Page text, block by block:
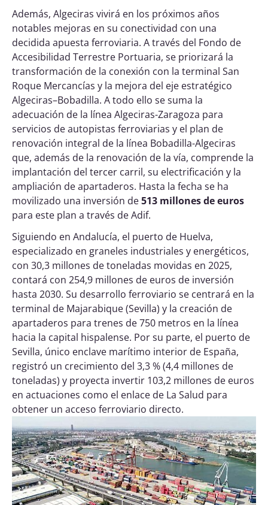
Además, Algeciras vivirá en los próximos años
notables mejoras en su conectividad con una
decidida apuesta ferroviaria. A través del Fondo de
Accesibilidad Terrestre Portuaria, se priorizará la
transformación de la conexión con la terminal San
Roque Mercancías y la mejora del eje estratégico
Algeciras–Bobadilla. A todo ello se suma la
adecuación de la línea Algeciras-Zaragoza para
servicios de autopistas ferroviarias y el plan de
renovación integral de la línea Bobadilla-Algeciras
que, además de la renovación de la vía, comprende la
implantación del tercer carril, su electrificación y la
ampliación de apartaderos. Hasta la fecha se ha
movilizado una inversión de513 millones de euros
para este plan a través de Adif.
Siguiendo en Andalucía, el puerto de Huelva,
especializado en graneles industriales y energéticos,
con 30,3 millones de toneladas movidas en 2025,
contará con 254,9 millones de euros de inversión
hasta 2030. Su desarrollo ferroviario se centrará en la
terminal de Majarabique (Sevilla) y la creación de
apartaderos para trenes de 750 metros en la línea
hacia la capital hispalense. Por su parte, el puerto de
Sevilla, único enclave marítimo interior de España,
registró un crecimiento del 3,3 % (4,4 millones de
toneladas) y proyecta invertir 103,2 millones de euros
en actuaciones como el enlace de La Salud para
obtener un acceso ferroviario directo.